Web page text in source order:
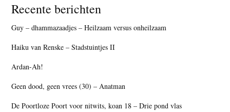
Recente berichten
Guy – dhammazaadjes – Heilzaam versus onheilzaam
Haiku van Renske – Stadstuintjes II
Ardan-Ah!
Geen dood, geen vrees (30) – Anatman
De Poortloze Poort voor nitwits, koan 18 – Drie pond vlas